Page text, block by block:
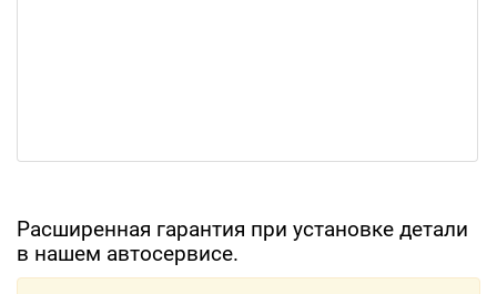
Расширенная гарантия при установке детали
в нашем автосервисе.